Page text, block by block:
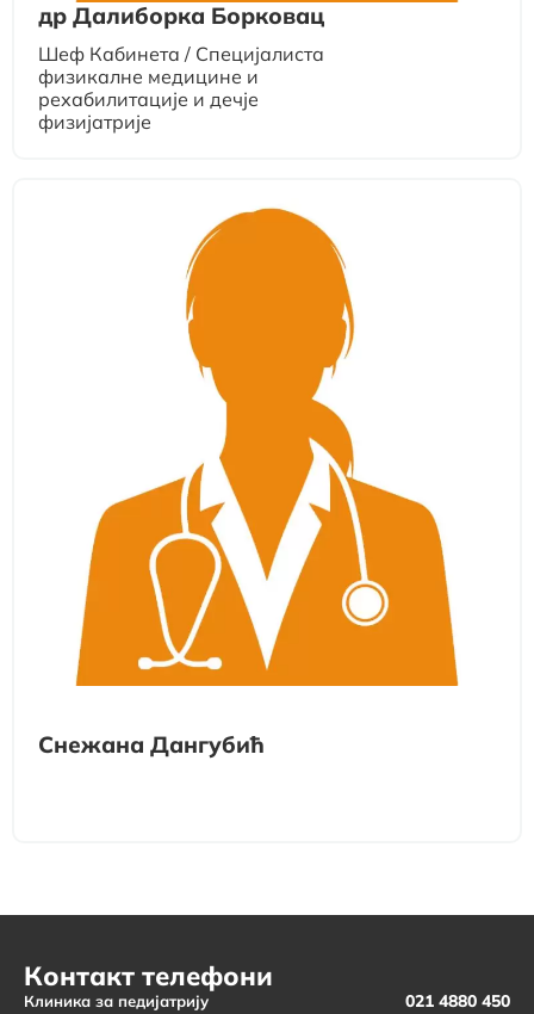
др Далиборка Борковац
Шеф Кабинета / Специјалиста
физикалне медицине и
рехабилитације и дечје
физијатрије
Снежана Дангубић
Контакт телефони
Клиника за педијатрију 021 4880 450